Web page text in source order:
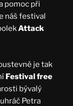
pomoc při
náš festival
Attack
je tak
Festival free
bývalý
Petra